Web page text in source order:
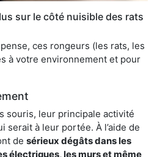
sur le côté nuisible des rats
pense, ces rongeurs (les rats, les
à votre environnement et pour
souris, leur principale activité
serait à leur portée. À l’aide de
de sérieux dégâts dans les
électriques, les murs et même